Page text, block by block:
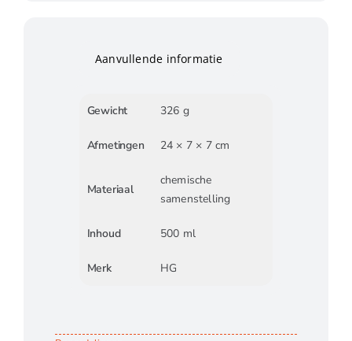
Aanvullende informatie
Gewicht 326 g
Afmetingen 24 × 7 × 7 cm
Materiaal
chemische
samenstelling
Inhoud 500 ml
Merk HG